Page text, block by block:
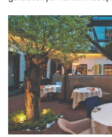
tabii ki muhteşem
tonuyla sizi büyüleyecek
yolculuğa çıkıyoruz!